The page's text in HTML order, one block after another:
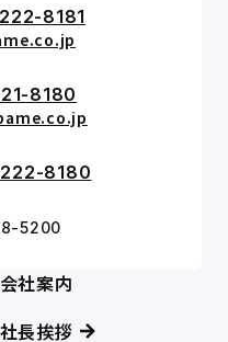
8181
8180
8180
5200
会社案内
社長挨拶